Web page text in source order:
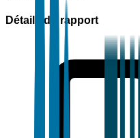
Détails du rapport